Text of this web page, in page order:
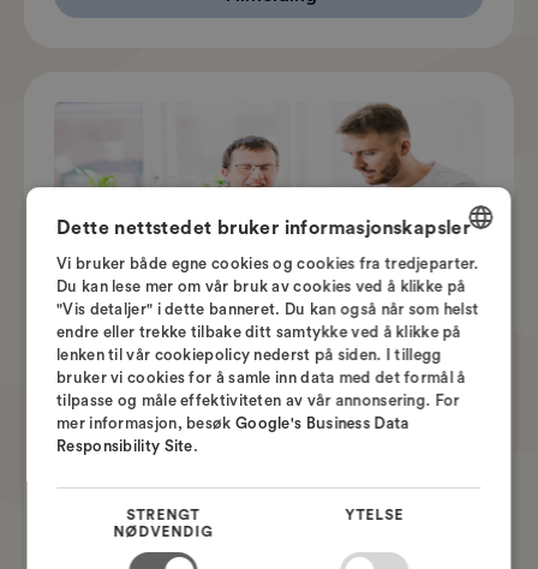
AI and RF/Antenna seminar
Tidspunkt:
Dato:
22 Sep.-23 Sep. 2026
Gothenburg and Malmö
DANISH
ENGLISH
SWEDISH
NORWEGIAN
Dette nettstedet bruker informasjonskapsler
Vi bruker både egne cookies og cookies fra tredjeparter.
Du kan lese mer om vår bruk av cookies ved å klikke på
"Vis detaljer" i dette banneret. Du kan også når som helst
endre eller trekke tilbake ditt samtykke ved å klikke på
lenken til vår cookiepolicy nederst på siden. I tillegg
bruker vi cookies for å samle inn data med det formål å
tilpasse og måle effektiviteten av vår annonsering. For
mer informasjon, besøkGoogle's Business Data
Responsibility Site
STRENGT
NØDVENDIG
YTELSE